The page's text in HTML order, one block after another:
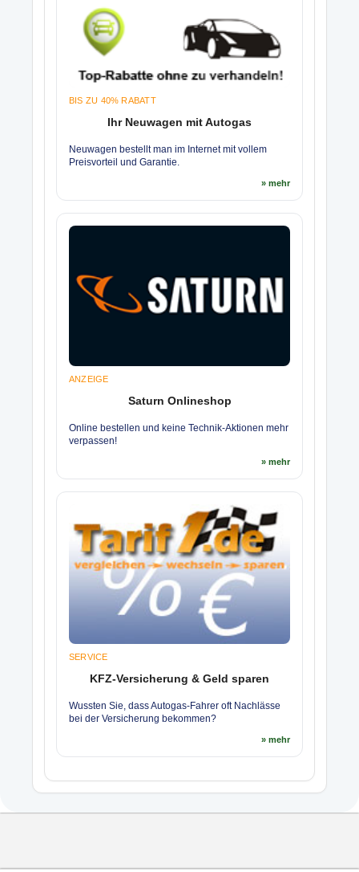
BIS ZU 40% RABATT
Ihr Neuwagen mit Autogas
Neuwagen bestellt man im Internet mit vollem
Preisvorteil und Garantie.
» mehr
ANZEIGE
Saturn Onlineshop
Online bestellen und keine Technik-Aktionen mehr
verpassen!
» mehr
SERVICE
KFZ-Versicherung & Geld sparen
Wussten Sie, dass Autogas-Fahrer oft Nachlässe
bei der Versicherung bekommen?
» mehr